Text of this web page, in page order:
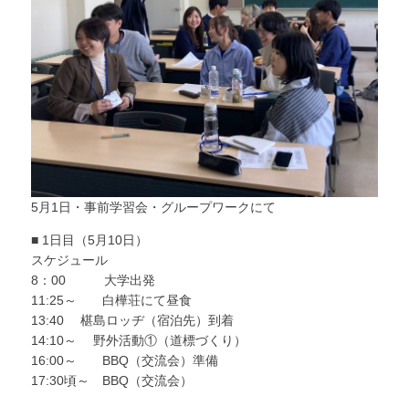
5月1日・事前学習会・グループワークにて
■ 1日目（5月10日）
スケジュール
8：00 大学出発
11:25～ 白樺荘にて昼食
13:40 椹島ロッヂ（宿泊先）到着
14:10～ 野外活動①（道標づくり）
16:00～ BBQ（交流会）準備
17:30頃～ BBQ（交流会）